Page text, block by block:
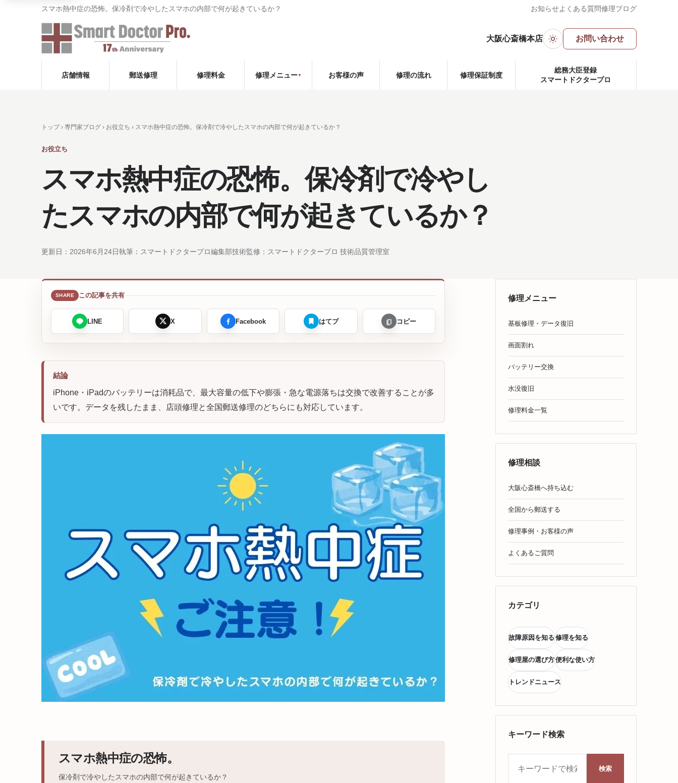
スマホ熱中症の恐怖。保冷剤で冷やしたスマホの内部で何が起きているか？ お知らせよくある質問修理ブログ
大阪心斎橋本店 ダークモードお問い合わせ
店舗情報 郵送修理 修理料金 修理メニュー お客様の声 修理の流れ 修理保証制度
総務大臣登録
スマートドクタープロ
トップ › 専門家ブログ › お役立ち › スマホ熱中症の恐怖。保冷剤で冷やしたスマホの内部で何が起きているか？
お役立ち
スマホ熱中症の恐怖。保冷剤で冷やし
たスマホの内部で何が起きているか？
更新日： 2026年6月24日執筆：スマートドクタープロ編集部技術監修： スマートドクタープロ 技術品質管理室
この記事を共有
LINE X Facebook はてブ コピー
結論
iPhone・iPadのバッテリーは消耗品で、最大容量の低下や膨張・急な電源落ちは交換で改善することが多
いです。データを残したまま、店頭修理と全国郵送修理のどちらにも対応しています。
スマホ熱中症の恐怖。
保冷剤で冷やしたスマホの内部で何が起きているか？
修理メニュー
基板修理・データ復旧
画面割れ
バッテリー交換
水没復旧
修理料金一覧
修理相談
大阪心斎橋へ持ち込む
全国から郵送する
修理事例・お客様の声
よくあるご質問
カテゴリ
故障原因を知る修理を知る
修理屋の選び方便利な使い方
トレンドニュース
キーワード検索
検索